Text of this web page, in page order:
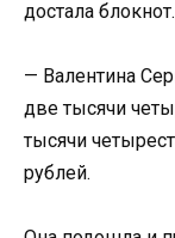
достала
— Валентина
две тысячи
тысячи
рублей.